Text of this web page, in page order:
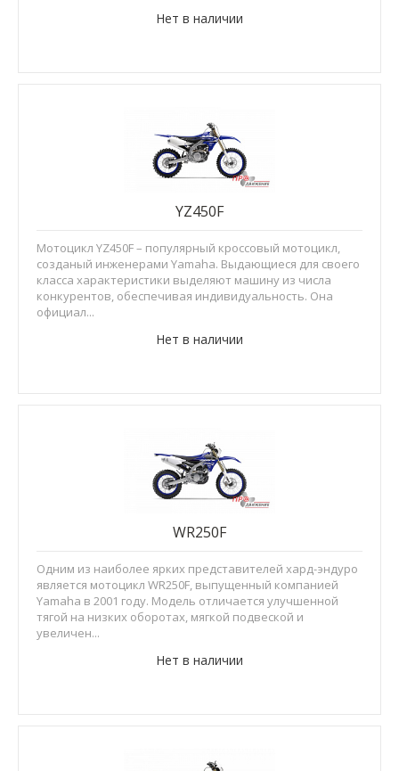
Нет в наличии
Нет в наличии
YZ450F
Мотоцикл YZ450F – популярный кроссовый мотоцикл,
созданый инженерами Yamaha. Выдающиеся для своего
класса характеристики выделяют машину из числа
конкурентов, обеспечивая индивидуальность. Она
официал...
Нет в наличии
WR250F
Одним из наиболее ярких представителей хард-эндуро
является мотоцикл WR250F, выпущенный компанией
Yamaha в 2001 году. Модель отличается улучшенной
тягой на низких оборотах, мягкой подвеской и
увеличен...